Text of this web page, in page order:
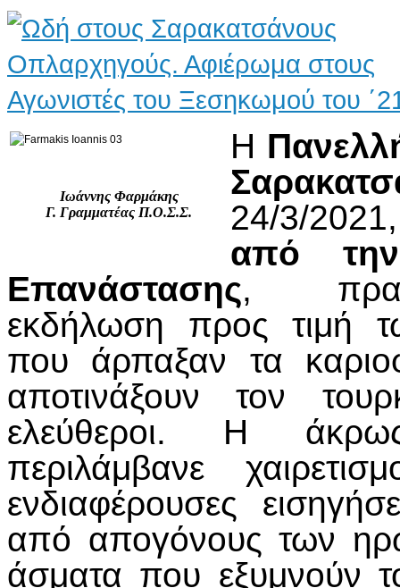
Ιωάννης Φαρμάκης
Γ. Γραμματέας Π.Ο.Σ.Σ.
Η
24/3/
από
Επανάστασης,
εκδήλωση προς τιμή
που άρπαξαν τα
αποτινάξουν τον
ελεύθεροι. Η
περιλάμβανε
ενδιαφέρουσες
από απογόνους των
άσματα που εξυμνούν